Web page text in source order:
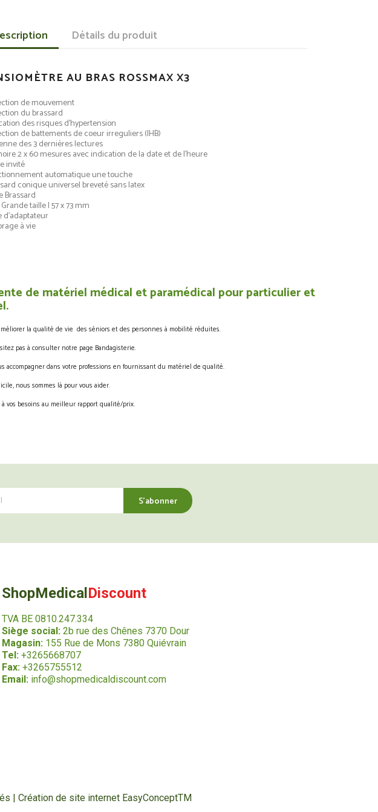
Détails du produit
AU BRAS ROSSMAX X3
de mouvement
du brassard
des risques d’hypertension
de battements de coeur irreguliers (IHB)
des 3 dernières lectures
2 x 60 mesures avec indication de la date et de l’heure
invité
automatique une touche
conique universel breveté sans latex
Brassard
Grande taille | 57 x 73 mm
d’adaptateur
à vie
de matériel médical et paramédical pour particulier et
la qualité de vie des séniors et des personnes à mobilité réduites.
pas à consulter notre page Bandagisterie.
dans votre professions en fournissant du matériel de qualité.
nous sommes là pour vous aider.
vos besoins au meilleur rapport qualité/prix.
ShopMedical Discount
TVA BE 0810.247.334
Siège social:2b rue des Chênes 7370 Dour
Magasin:155 Rue de Mons 7380 Quiévrain
Tel: +3265668707
Fax: +3265755512
Email: info@shopmedicaldiscount.com
| Création de site internet EasyConceptTM